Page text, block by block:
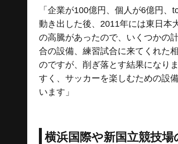
「企業が100億円、個人が6億円、
動き出した後、2011年には東日本
の高騰があったので、いくつかの
合の設備、練習試合に来てくれた
のですが、削ぎ落とす結果になり
すく、サッカーを楽しむための設
います」
横浜国際や新国立競技